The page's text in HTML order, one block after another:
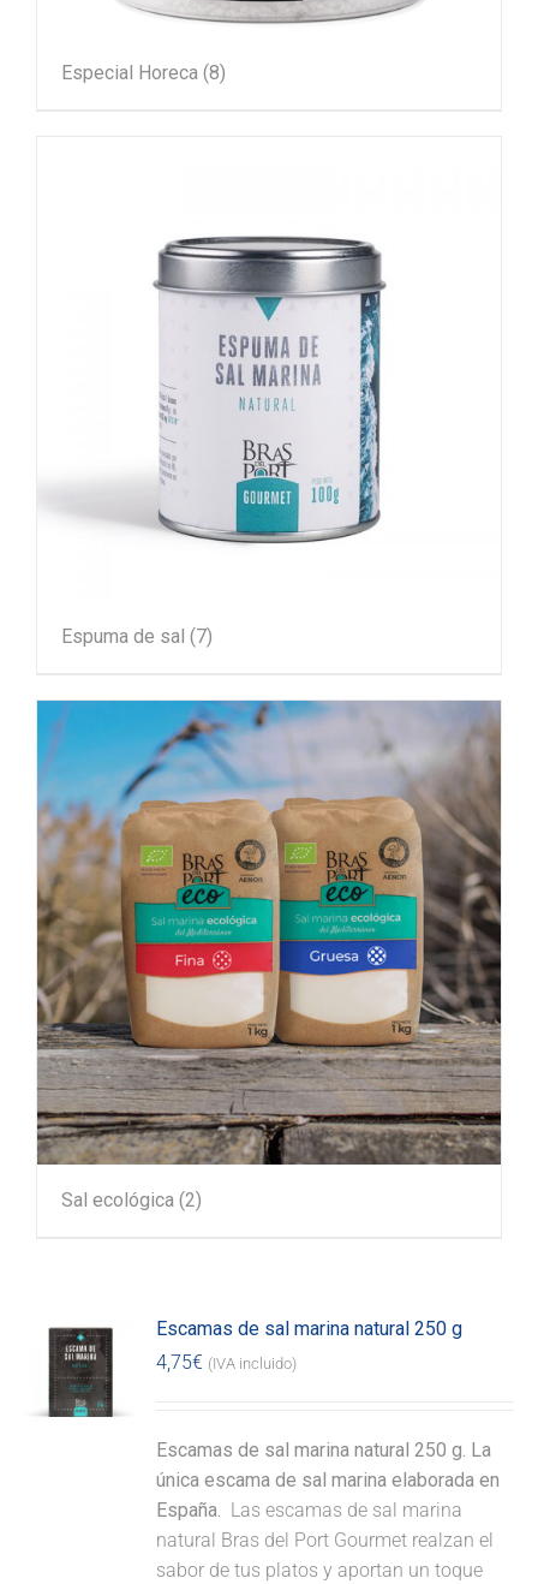
Especial Horeca (8)
Espuma de sal (7)
Sal ecológica (2)
Escamas de sal marina natural 250 g
4,75€ (IVA incluido)
Escamas de sal marina natural 250 g. La
única escama de sal marina elaborada en
España. Las escamas de sal marina
natural Bras del Port Gourmet realzan el
sabor de tus platos y aportan un toque